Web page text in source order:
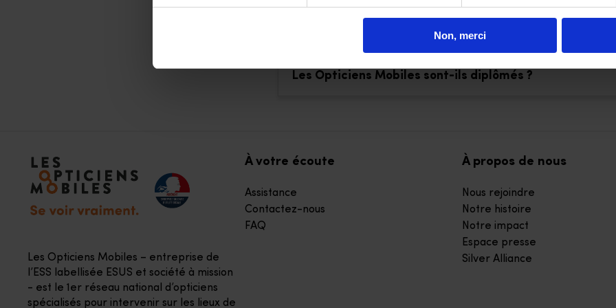
Non, merci
Qui sont les Opticiens Mobiles ?
Les Opticiens Mobiles sont-ils diplômés ?
Accéder à notre page d'accueil
Les Opticiens Mobiles – entreprise de
l’ESS labellisée ESUS et société à mission
- est le 1er réseau national d’opticiens
spécialisés pour intervenir sur les lieux de
À votre écoute
Assistance
Contactez-nous
FAQ
À propos de nous
Nous rejoindre
Notre histoire
Notre impact
Espace presse
Silver Alliance